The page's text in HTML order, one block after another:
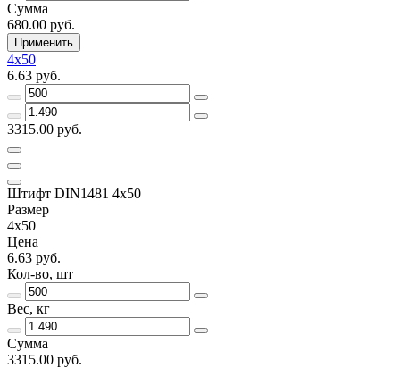
Сумма
680.00 руб.
Применить
4х50
6.63 руб.
3315.00 руб.
Штифт DIN1481 4х50
Размер
4х50
Цена
6.63 руб.
Кол-во, шт
Вес, кг
Сумма
3315.00 руб.